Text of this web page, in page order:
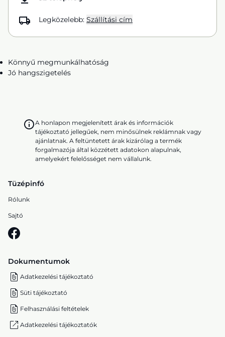
Legközelebb: Szállítási cím
Könnyű megmunkálhatóság
Jó hangszigetelés
A honlapon megjelenített árak és információk
tájékoztató jellegűek, nem minősülnek reklámnak vagy
ajánlatnak. A feltüntetett árak kizárólag a termék
forgalmazója által közzétett adatokon alapulnak,
amelyekért felelősséget nem vállalunk.
Tüzépinfó
Rólunk
Sajtó
Dokumentumok
Adatkezelési tájékoztató
Süti tájékoztató
Felhasználási feltételek
Adatkezelési tájékoztatók